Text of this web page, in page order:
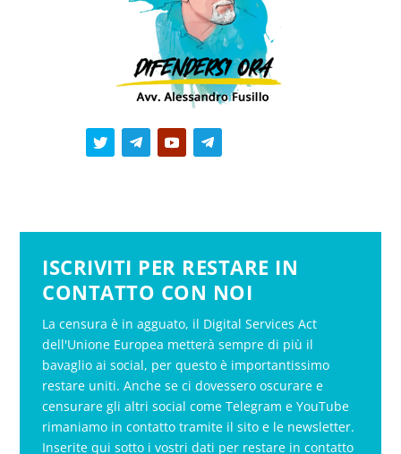
ISCRIVITI PER RESTARE IN
CONTATTO CON NOI
La censura è in agguato, il Digital Services Act
dell'Unione Europea metterà sempre di più il
bavaglio ai social, per questo è importantissimo
restare uniti. Anche se ci dovessero oscurare e
censurare gli altri social come Telegram e YouTube
rimaniamo in contatto tramite il sito e le newsletter.
Inserite qui sotto i vostri dati per restare in contatto